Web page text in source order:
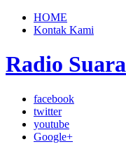
HOME
Kontak Kami
Radio
facebook
twitter
youtube
Google+